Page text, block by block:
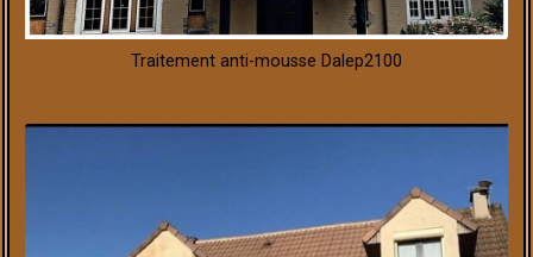
Traitement anti-mousse Dalep2100